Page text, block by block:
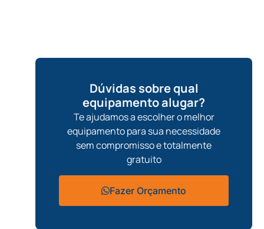
Dúvidas sobre qual
equipamento alugar?
Te ajudamos a escolher o melhor
equipamento para sua necessidade
sem compromisso e totalmente
gratuito
Fazer Orçamento